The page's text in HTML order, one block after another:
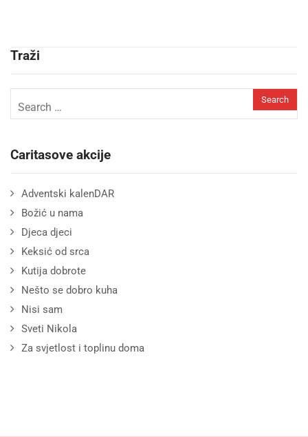
Traži
Caritasove akcije
Adventski kalenDAR
Božić u nama
Djeca djeci
Keksić od srca
Kutija dobrote
Nešto se dobro kuha
Nisi sam
Sveti Nikola
Za svjetlost i toplinu doma